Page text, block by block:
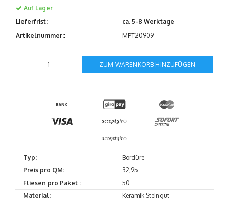
Auf Lager
Lieferfrist:
ca. 5-8 Werktage
Artikelnummer::
MPT20909
ZUM WARENKORB HINZUFÜGEN
Typ:
Bordüre
Preis pro QM:
32,95
Fliesen pro Paket :
50
Material:
Keramik Steingut